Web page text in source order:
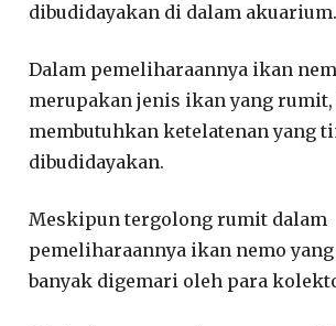
dibudidayakan di dalam akuarium.
Dalam pemeliharaannya ikan
merupakan jenis ikan yang
membutuhkan ketelatenan yang
dibudidayakan.
Meskipun tergolong rumit dalam
pemeliharaannya ikan nemo
banyak digemari oleh para